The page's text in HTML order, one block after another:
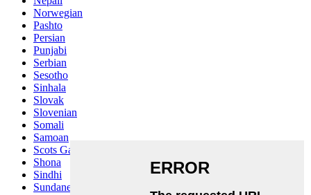
Norwegian
Pashto
Persian
Punjabi
Serbian
Sesotho
Sinhala
Slovak
Slovenian
Somali
Samoan
Scots Gaelic
Shona
Sindhi
Sundanese